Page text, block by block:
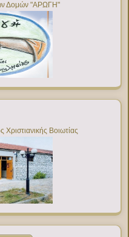
Δομών "ΑΡΩΓΗ"
Βοιωτίας